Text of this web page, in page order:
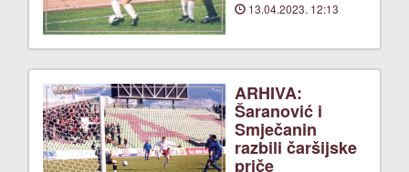
13.04.2023. 12:13
ARHIVA:
Šaranović i
Smječanin
razbili čaršijske
priče